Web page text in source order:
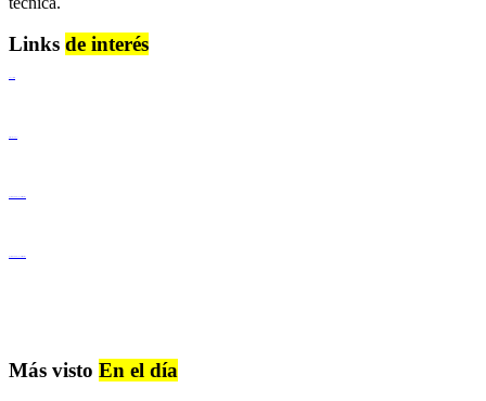
Links de interés
Más visto En el día